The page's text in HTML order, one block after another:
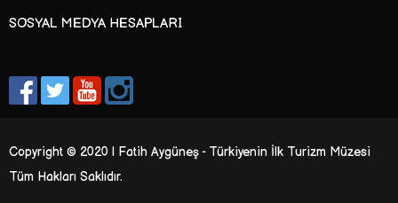
SOSYAL MEDYA HESAPLARI
Copyright © 2020 | Fatih Aygüneş - Türkiyenin İlk Turizm Müzesi
Tüm Hakları Saklıdır.